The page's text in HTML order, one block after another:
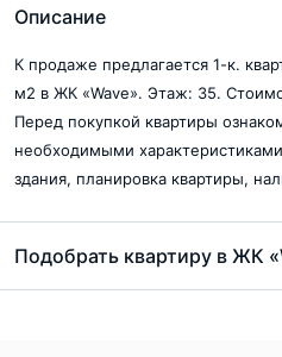
pdf, 100Кб
Описание
К продаже предлагается 1-к.
м2 в ЖК «Wave». Этаж: 35.
Перед покупкой квартиры
необходимыми
здания, планировка квартиры,
Подобрать квартиру в ЖК